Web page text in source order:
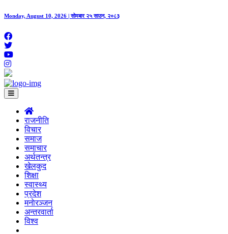
Monday, August 10, 2026 | सोमबार २५ साउन, २०८३
राजनीति
विचार
समाज
समाचार
अर्थतन्त्र
खेलकुद
शिक्षा
स्वास्थ्य
प्रदेश
मनाेरञ्जन
अन्तरवार्ता
विश्व